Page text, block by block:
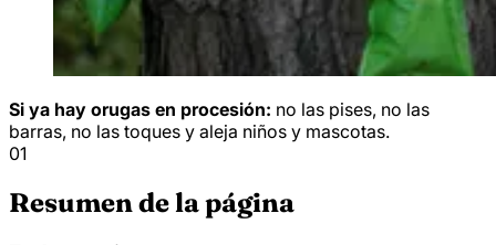
Si ya hay orugas en procesión: no las pises, no las
barras, no las toques y aleja niños y mascotas.
01
Resumen de la página